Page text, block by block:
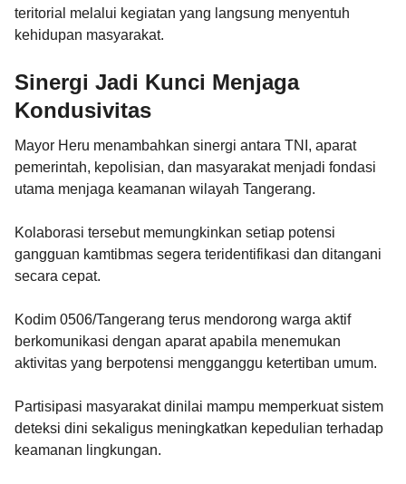
teritorial melalui kegiatan yang langsung menyentuh
kehidupan masyarakat.
Sinergi Jadi Kunci Menjaga
Kondusivitas
Mayor Heru menambahkan sinergi antara TNI, aparat
pemerintah, kepolisian, dan masyarakat menjadi fondasi
utama menjaga keamanan wilayah Tangerang.
Kolaborasi tersebut memungkinkan setiap potensi
gangguan kamtibmas segera teridentifikasi dan ditangani
secara cepat.
Kodim 0506/Tangerang terus mendorong warga aktif
berkomunikasi dengan aparat apabila menemukan
aktivitas yang berpotensi mengganggu ketertiban umum.
Partisipasi masyarakat dinilai mampu memperkuat sistem
deteksi dini sekaligus meningkatkan kepedulian terhadap
keamanan lingkungan.